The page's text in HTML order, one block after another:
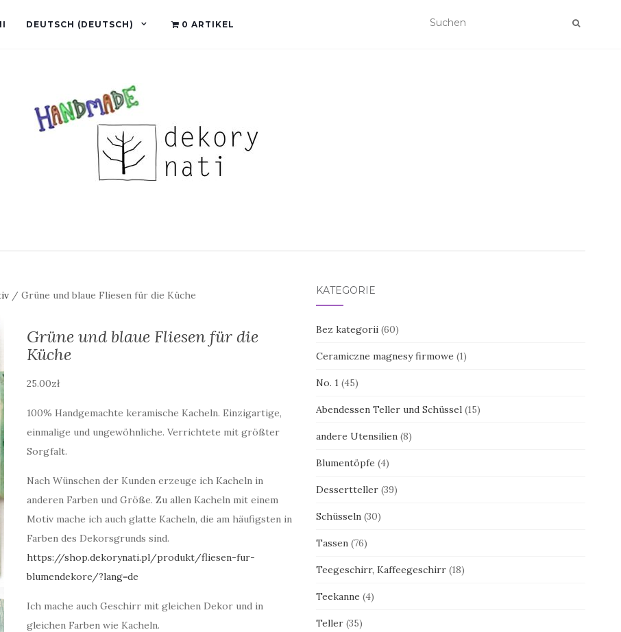
DEUTSCH (DEUTSCH) 0 ARTIKEL
/ Grüne und blaue Fliesen für die Küche
Grüne und blaue Fliesen für die
Küche
25.00zł
100% Handgemachte keramische Kacheln. Einzigartige,
einmalige und ungewöhnliche. Verrichtete mit größter
Sorgfalt.
Nach Wünschen der Kunden erzeuge ich Kacheln in
anderen Farben und Größe. Zu allen Kacheln mit einem
Motiv mache ich auch glatte Kacheln, die am häufigsten in
Farben des Dekorsgrunds sind.
https://shop.dekorynati.pl/produkt/fliesen-fur-
blumendekore/?lang=de
Ich mache auch Geschirr mit gleichen Dekor und in
gleichen Farben wie Kacheln.
KATEGORIE
Bez kategorii (60)
Ceramiczne magnesy firmowe (1)
No. 1 (45)
Abendessen Teller und Schüssel (15)
andere Utensilien (8)
Blumentöpfe (4)
Dessertteller (39)
Schüsseln (30)
Tassen (76)
Teegeschirr, Kaffeegeschirr (18)
Teekanne (4)
Teller (35)